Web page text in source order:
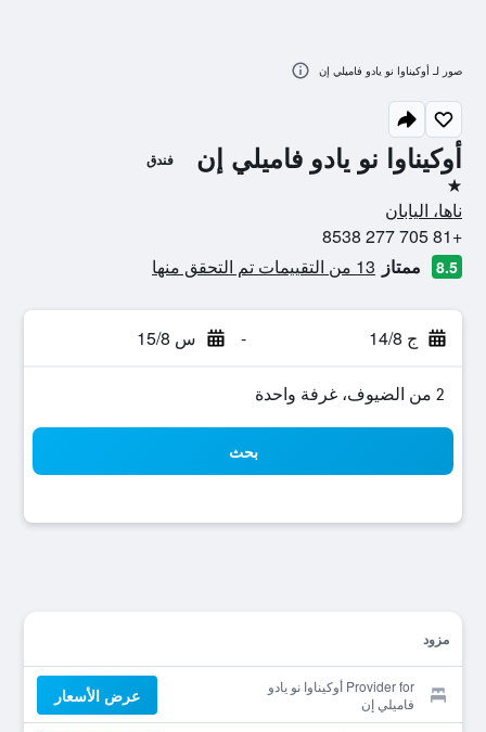
أوكيناوا نو يادو فاميلي إن فندق
نجمة واحدة
ناها، اليابان
+81 705 277 8538
8.5 ممتاز 13 من التقييمات تم التحقق منها
ج 14/8 - س 15/8
2 من الضيوف، غرفة واحدة
بحث
مزود
Provider for أوكيناوا نو يادو
فاميلي إن
عرض الأسعار
صور لـ أوكيناوا نو يادو فاميلي إن